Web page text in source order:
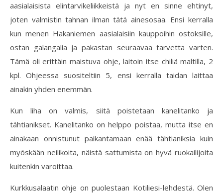
aasialaisista elintarvikeliikkeistä ja nyt en sinne ehtinyt,
joten valmistin tahnan ilman tätä ainesosaa. Ensi kerralla
kun menen Hakaniemen aasialaisiin kauppoihin ostoksille,
ostan galangalia ja pakastan seuraavaa tarvetta varten.
Tämä oli erittäin maistuva ohje, laitoin itse chiliä maltilla, 2
kpl. Ohjeessa suositeltiin 5, ensi kerralla taidan laittaa
ainakin yhden enemmän.
Kun liha on valmis, siitä poistetaan kanelitanko ja
tähtianikset. Kanelitanko on helppo poistaa, mutta itse en
ainakaan onnistunut paikantamaan enää tähtianiksia kuin
myöskään neilikoita, näistä sattumista on hyvä ruokailijoita
kuitenkin varoittaa.
Kurkkusalaatin ohje on puolestaan Kotiliesi-lehdestä. Olen